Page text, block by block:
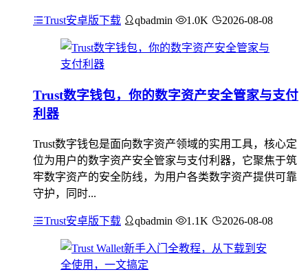
Trust安卓版下载 qbadmin 1.0K 2026-08-08
Trust数字钱包，你的数字资产安全管家与支付
利器
Trust数字钱包是面向数字资产领域的实用工具，核心定
位为用户的数字资产安全管家与支付利器，它聚焦于筑
牢数字资产的安全防线，为用户各类数字资产提供可靠
守护，同时...
Trust安卓版下载 qbadmin 1.1K 2026-08-08